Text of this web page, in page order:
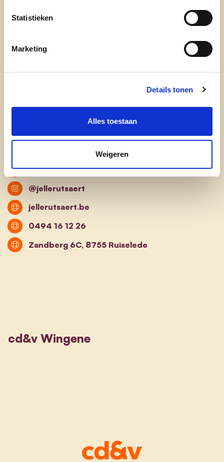
Statistieken
Marketing
Details tonen
Alles toestaan
Weigeren
30 jaar
Gehuwd met Charlotte Deboosere, zoon van
Zelfstandig vastgoedmakelaar & freelance
Bestuurslid van UNIZO Ruiselede
LinkedIn
@jellerutsaert
jellerutsaert.be
0494 16 12 26
Zandberg 6C, 8755 Ruiselede
cd&v Wingene